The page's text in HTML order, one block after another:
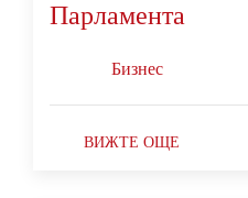
Парламента
Бизнес
ВИЖТЕ ОЩЕ